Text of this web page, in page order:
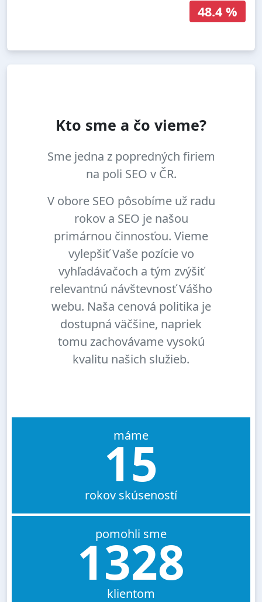
48.4 %
Kto sme a čo vieme?
Sme jedna z popredných firiem
na poli SEO v ČR.
V obore SEO pôsobíme už radu
rokov a SEO je našou
primárnou činnosťou. Vieme
vylepšiť Vaše pozície vo
vyhľadávačoch a tým zvýšiť
relevantnú návštevnosť Vášho
webu. Naša cenová politika je
dostupná väčšine, napriek
tomu zachovávame vysokú
kvalitu našich služieb.
máme
15
rokov skúseností
pomohli sme
1328
klientom